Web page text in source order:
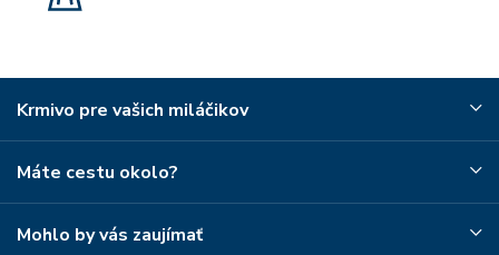
Krmivo pre vašich miláčikov
Máte cestu okolo?
Mohlo by vás zaujímať